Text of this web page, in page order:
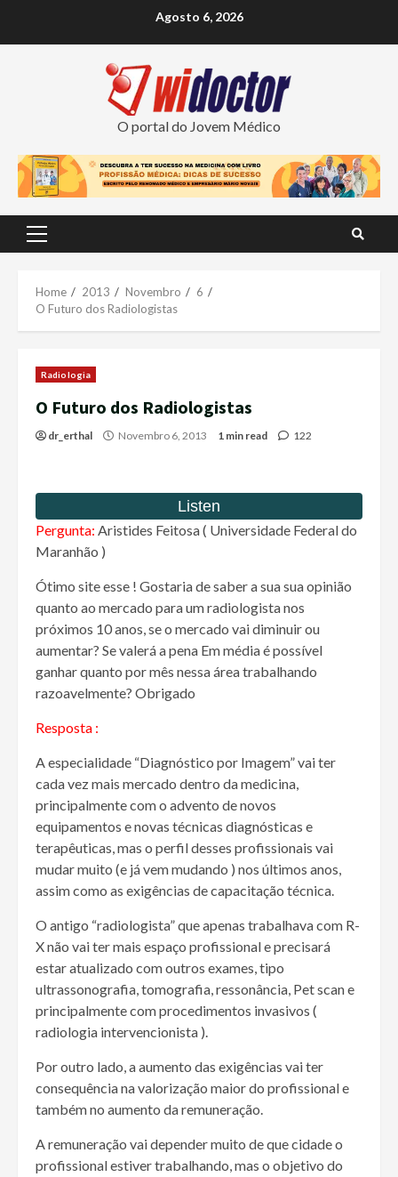
Agosto 6, 2026
O portal do Jovem Médico
Primary
Home 2013 Novembro
6
O Futuro dos Radiologistas
Radiologia
O Futuro dos Radiologistas
dr_erthal Novembro 6, 2013 1 min read 122
Pergunta: Aristides Feitosa ( Universidade Federal do
Maranhão )
Ótimo site esse ! Gostaria de saber a sua sua opinião
quanto ao mercado para um radiologista nos
próximos 10 anos, se o mercado vai diminuir ou
aumentar? Se valerá a pena Em média é possível
ganhar quanto por mês nessa área trabalhando
razoavelmente? Obrigado
Resposta :
A especialidade “Diagnóstico por Imagem” vai ter
cada vez mais mercado dentro da medicina,
principalmente com o advento de novos
equipamentos e novas técnicas diagnósticas e
terapêuticas, mas o perfil desses profissionais vai
mudar muito (e já vem mudando ) nos últimos anos,
assim como as exigências de capacitação técnica.
O antigo “radiologista” que apenas trabalhava com R-
X não vai ter mais espaço profissional e precisará
estar atualizado com outros exames, tipo
ultrassonografia, tomografia, ressonância, Pet scan e
principalmente com procedimentos invasivos (
radiologia intervencionista ).
Por outro lado, a aumento das exigências vai ter
consequência na valorização maior do profissional e
também no aumento da remuneração.
A remuneração vai depender muito de que cidade o
profissional estiver trabalhando, mas o objetivo do